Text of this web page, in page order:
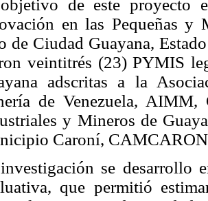
de este proyecto
en las Pequeñas y
de Ciudad Guayana,
veintitrés (23) PYMIS
adscritas a la
de Venezuela, AIMM,
y Mineros de
Caroní,
se desarrollo
que permitió